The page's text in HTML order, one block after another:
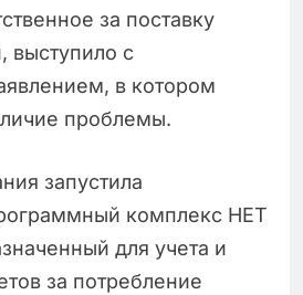
за поставку
выступило с
в котором
проблемы.
запустила
комплекс HET
для учета и
за потребление